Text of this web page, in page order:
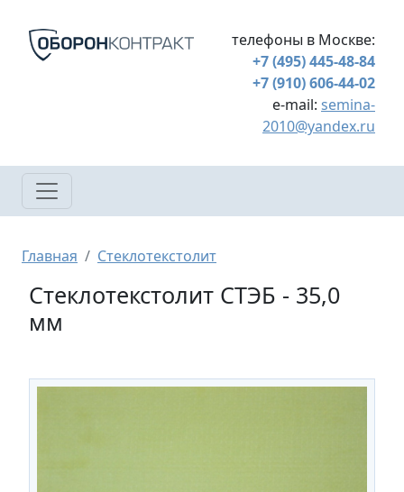
телефоны в Москве:
+7 (495) 445-48-84
+7 (910) 606-44-02
e-mail: semina-
2010@yandex.ru
Строка навигации
Главная Стеклотекстолит
Стеклотекстолит СТЭБ - 35,0
мм